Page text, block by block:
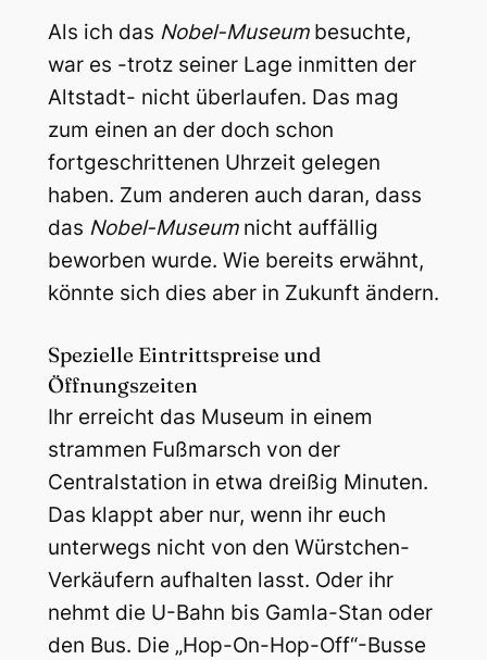
Als ich das Nobel-Museumbesuchte,
war es -trotz seiner Lage inmitten der
Altstadt- nicht überlaufen. Das mag
zum einen an der doch schon
fortgeschrittenen Uhrzeit gelegen
haben. Zum anderen auch daran, dass
das Nobel-Museumnicht auffällig
beworben wurde. Wie bereits erwähnt,
könnte sich dies aber in Zukunft ändern.
Spezielle Eintrittspreise und
Öffnungszeiten
Ihr erreicht das Museum in einem
strammen Fußmarsch von der
Centralstation in etwa dreißig Minuten.
Das klappt aber nur, wenn ihr euch
unterwegs nicht von den Würstchen-
Verkäufern aufhalten lasst. Oder ihr
nehmt die U-Bahn bis Gamla-Stan oder
den Bus. Die „Hop-On-Hop-Off“-Busse